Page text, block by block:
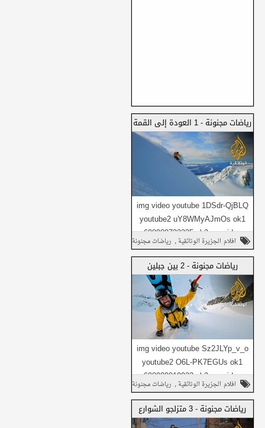
رياضات مجنونة - 1 العودة إلى القمة
img video youtube 1DSdr-QjBLQ
youtube2 uY8WMyAJmOs ok1
698909723325 ok2 no_video
Daily1 no_video Daily...
افلام الجزيرة الوثائقية , رياضات مجنونة
,وثائقي
شارك هذا مع
أصدقائك
شارك على فيسبوك
شارك على تويتر
رياضات مجنونة - 2 بين جبلين
img video youtube Sz2JLYp_v_o
youtube2 O6L-PK7EGUs ok1
698909919933 ok2 no_video
Daily1 no_video Daily...
افلام الجزيرة الوثائقية , رياضات مجنونة
,وثائقي
رياضات مجنونة - 3 متزلجو الشوارع